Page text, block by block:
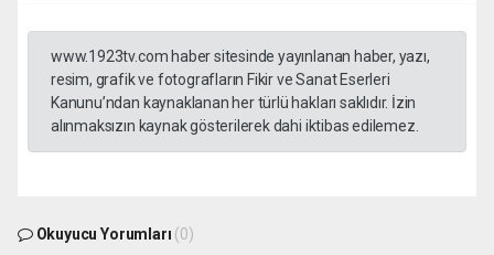
www.1923tv.com haber sitesinde yayınlanan haber, yazı,
resim, grafik ve fotografların Fikir ve Sanat Eserleri
Kanunu’ndan kaynaklanan her türlü hakları saklıdır. İzin
alınmaksızın kaynak gösterilerek dahi iktibas edilemez.
Okuyucu Yorumları (0)